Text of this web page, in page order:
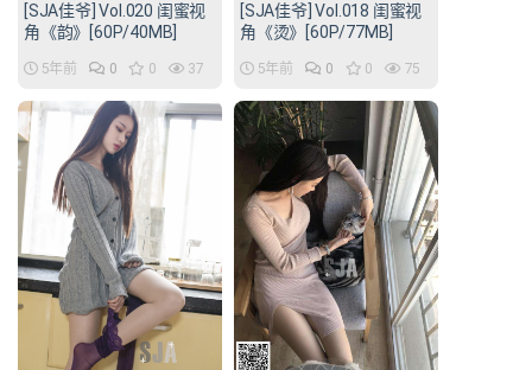
[SJA佳爷] Vol.020 闺蜜视
角《韵》[60P/40MB]
5年前 0 0 37
[SJA佳爷] Vol.018 闺蜜视
角《烫》[60P/77MB]
5年前 0 0 75